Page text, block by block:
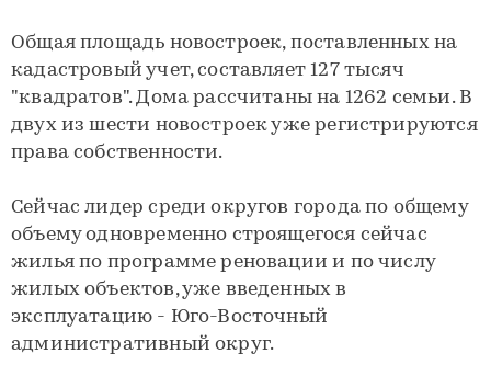
Общая площадь новостроек, поставленных на
кадастровый учет, составляет 127 тысяч
"квадратов". Дома рассчитаны на 1262 семьи. В
двух из шести новостроек уже регистрируются
права собственности.
Сейчас лидер среди округов города по общему
объему одновременно строящегося сейчас
жилья по программе реновации и по числу
жилых объектов, уже введенных в
эксплуатацию - Юго-Восточный
административный округ.